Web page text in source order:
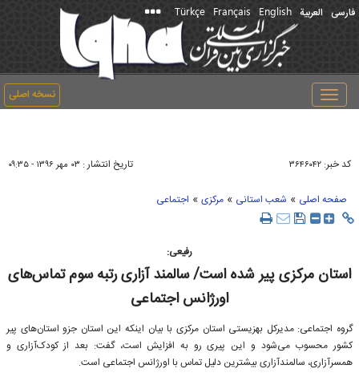
فارسی العربیة English
Français
Türkçe
نسخه اصلی
Toggle
navigation
کد خبر: ۳۶۴۶۰۴۲ تاریخ انتشار : ۰۳ مهر ۱۳۹۶ - ۰۹:۳۵
صفحه اصلی » شعب استانی » مرکزی » اجتماعی
رفیعی:
استان مرکزی پیر شده است/ سالمند آزاری رتبه سوم تماس‌های
اورژانس اجتماعی
گروه اجتماعی: مدیرکل بهزیستی استان مرکزی با بیان اینکه این استان جزو استان‌های پیر
کشور محسوب می‌شود و این پیری رو به افزایش است، گفت: بعد از کودک‌آزاری و
همسر‌آزاری، سالمندآزاری بیشترین دلیل تماس با اورژانس اجتماعی است.